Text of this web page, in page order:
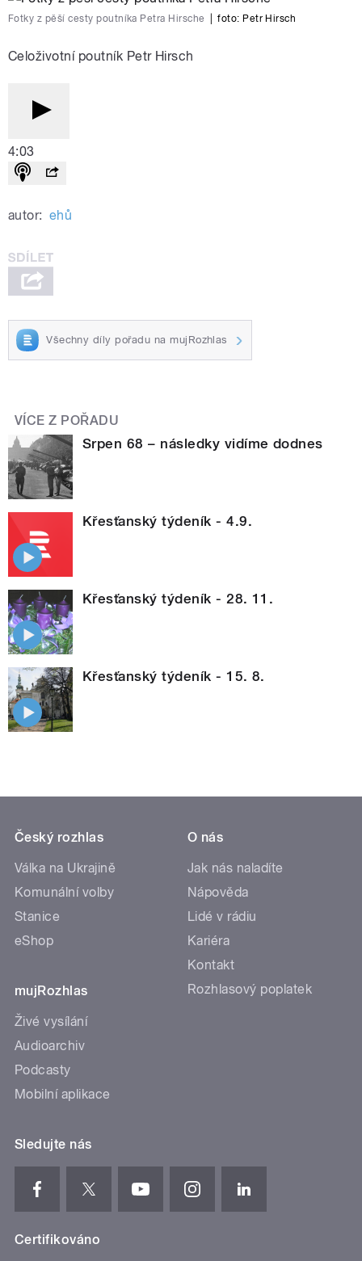
Fotky z pěší cesty poutníka Petra Hirsche foto: Petr Hirsch
Celoživotní poutník Petr Hirsch
4:03
autor: ehů
Všechny díly pořadu na mujRozhlas
VÍCE Z POŘADU
Srpen 68 – následky vidíme dodnes
Křesťanský týdeník - 4.9.
Křesťanský týdeník - 28. 11.
Křesťanský týdeník - 15. 8.
Český rozhlas
Válka na Ukrajině
Komunální volby
Stanice
eShop
mujRozhlas
Živé vysílání
Audioarchiv
Podcasty
Mobilní aplikace
O nás
Jak nás naladíte
Nápověda
Lidé v rádiu
Kariéra
Kontakt
Rozhlasový poplatek
Sledujte nás
Certifikováno